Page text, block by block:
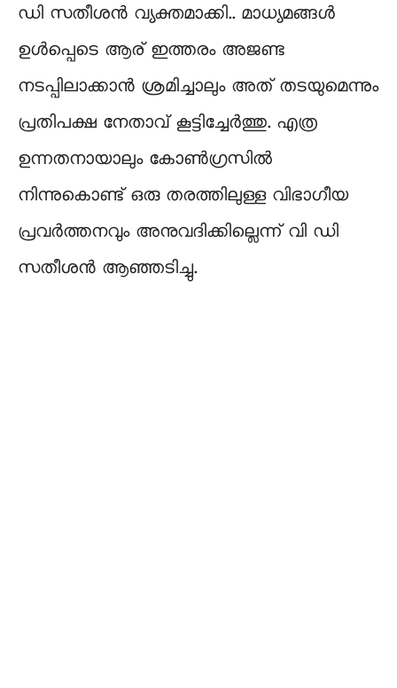
ഡി സതീശന്‍ വ്യക്തമാക്കി.. മാധ്യമങ്ങള്‍
ഉള്‍പ്പെടെ ആര് ഇത്തരം അജണ്ട
നടപ്പിലാക്കാന്‍ ശ്രമിച്ചാലും അത് തടയുമെന്നും
പ്രതിപക്ഷ നേതാവ് കൂട്ടിച്ചേര്‍ത്തു. എത്ര
ഉന്നതനായാലും കോണ്‍ഗ്രസില്‍
നിന്നുകൊണ്ട് ഒരു തരത്തിലുള്ള വിഭാഗീയ
പ്രവര്‍ത്തനവും അനുവദിക്കില്ലെന്ന് വി ഡി
സതീശന്‍ ആഞ്ഞടിച്ചു.